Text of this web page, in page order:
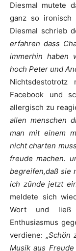
Diesmal mutete
ganz so
Diesmal schrieb
erfahren dass
immerhin haben
hoch Peter und
Facebook und
allergisch zu
allen menschen
man mit einem
nicht charten
freude machen.
begreifen,daß sie
ich zünde jetzt
meldete sich
Wort und ließ
Enthusiasmus
verdiene: „Schön
Musik aus